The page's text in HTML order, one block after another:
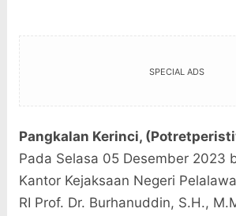
SPECIAL ADS
Pangkalan Kerinci,
Pada Selasa 05 Desember 2023
Kantor Kejaksaan Negeri
RI Prof. Dr. Burhanuddin, S.H.,